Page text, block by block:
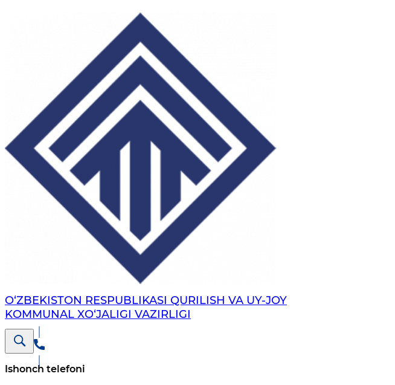
O‘ZBEKISTON RESPUBLIKASI QURILISH VA UY-JOY
KOMMUNAL XO‘JALIGI VAZIRLIGI
Ishonch telefoni